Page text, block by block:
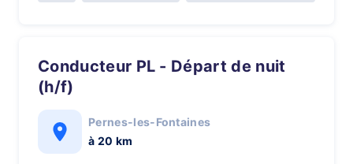
Conducteur PL - Départ de nuit
(h/f)
Pernes-les-Fontaines
à 20 km